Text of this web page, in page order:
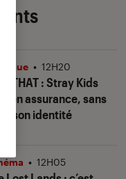
& THAT: Stray Kids
en assurance, sans
son identité
• 12H20
• 12H05